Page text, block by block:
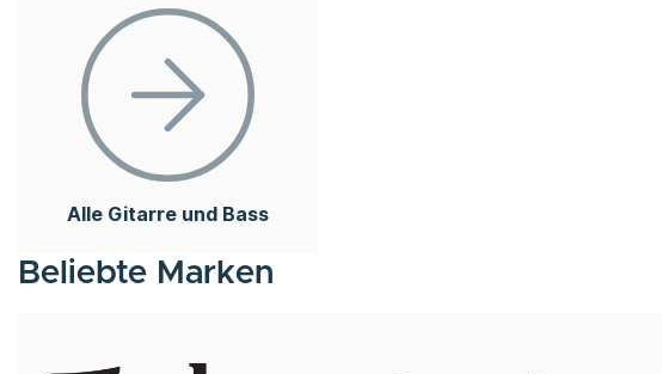
Alle Gitarre und Bass
Beliebte Marken